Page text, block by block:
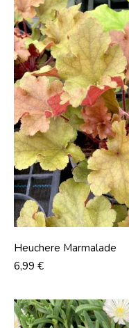
Heuchere Marmalade
Prix
6,99 €